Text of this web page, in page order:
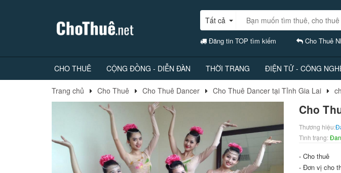
Tất cả
Đăng tin TOP tìm kiếm Cho Thuê
CHO THUÊ CỘNG ĐỒNG - DIỄN ĐÀN THỜI TRANG ĐIỆN TỬ - CÔNG
Trang chủ Cho Thuê Cho Thuê Dancer Cho Thuê Dancer tại Tỉnh Gia Lai
Cho
Thương hiệu:
Tình trạng:
- Cho thuê
- Đơn vị cho